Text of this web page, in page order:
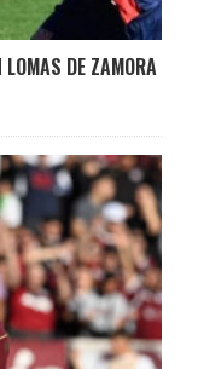
LOMAS DE ZAMORA